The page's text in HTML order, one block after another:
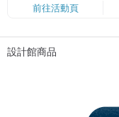
卡」結帳）
前往活動頁
設計館商品